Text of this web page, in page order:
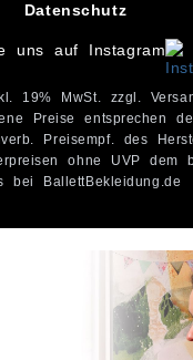
Datenschutz
uns auf Instagram
19% MwSt. zzgl.
Preise entsprechen
Preisempf. des
ohne UVP dem
bei BallettBekleidung.de